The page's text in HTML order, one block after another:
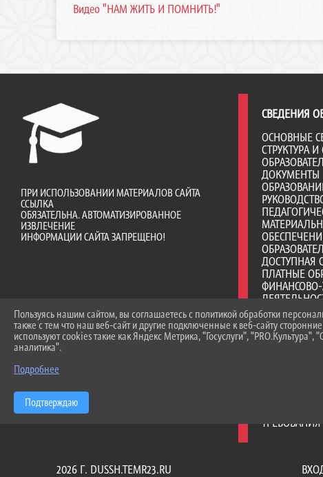
Видео "НАМ ЖИТЬ И ПОМНИТЬ!"
ПРИ ИСПОЛЬЗОВАНИИ МАТЕРИАЛОВ САЙТА
ССЫЛКА
ОБЯЗАТЕЛЬНА. АВТОМАТИЗИРОВАННОЕ
ИЗВЛЕЧЕНИЕ
ИНФОРМАЦИИ САЙТА ЗАПРЕЩЕНО!
СВЕДЕНИЯ
ОСНОВНЫЕ
СТРУКТУРА
ДОКУМЕНТЫ
ДОСТУПНАЯ
ПЛАТНЫЕ
ВАКАНТНЫЕ
(ПЕРЕВОДА)
СТИПЕНДИИ
ТРЕБОВАНИЯ
2026 Г. DUSSH.TEMR23.RU
Пользуясь нашим сайтом, вы соглашаетесь с политикой обработки
также с тем что наш веб-сайт и другие подключенные к веб-сайту
используют cookies такие как Яндекс Метрика, "Госуслуги", "PRO.Культура",
аналитика".
Подробнее
Подтверждаю